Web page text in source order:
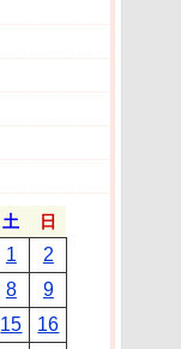
土 日
1
2
8
9
15 16